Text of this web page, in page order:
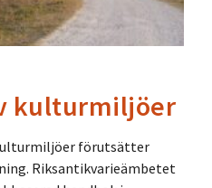
kulturmiljöer
förutsätter
Riksantikvarieämbetet